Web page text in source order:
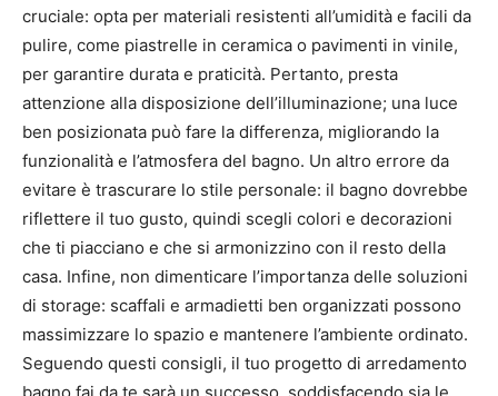
cruciale: opta per materiali resistenti all’umidità e facili da
pulire, come piastrelle in ceramica o pavimenti in vinile,
per garantire durata e praticità. Pertanto, presta
attenzione alla disposizione dell’illuminazione; una luce
ben posizionata può fare la differenza, migliorando la
funzionalità e l’atmosfera del bagno. Un altro errore da
evitare è trascurare lo stile personale: il bagno dovrebbe
riflettere il tuo gusto, quindi scegli colori e decorazioni
che ti piacciano e che si armonizzino con il resto della
casa. Infine, non dimenticare l’importanza delle soluzioni
di storage: scaffali e armadietti ben organizzati possono
massimizzare lo spazio e mantenere l’ambiente ordinato.
Seguendo questi consigli, il tuo progetto di arredamento